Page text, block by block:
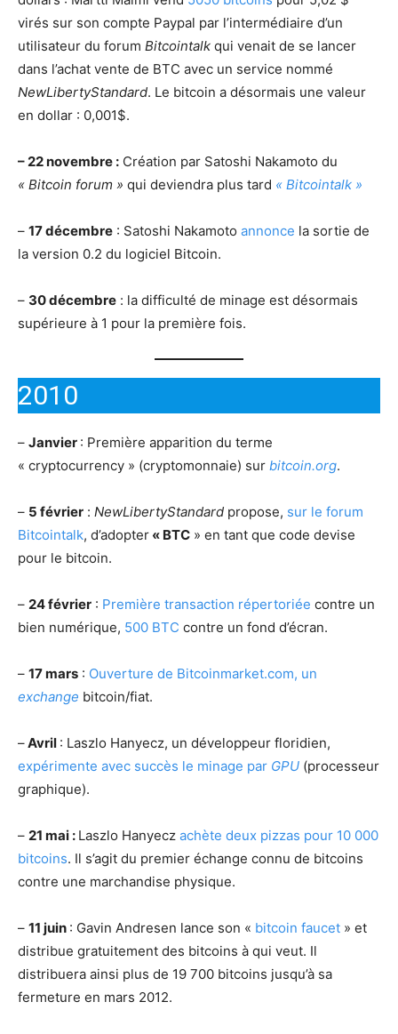
virés sur son compte Paypal par l’intermédiaire d’un
utilisateur du forum Bitcointalk qui venait de se lancer
dans l’achat vente de BTC avec un service nommé
NewLibertyStandard. Le bitcoin a désormais une valeur
en dollar : 0,001$.
– 22 novembre : Création par Satoshi Nakamoto du
« Bitcoin forum » qui deviendra plus tard « Bitcointalk »
– 17 décembre : Satoshi Nakamoto annonce la sortie de
la version 0.2 du logiciel Bitcoin.
– 30 décembre : la difficulté de minage est désormais
supérieure à 1 pour la première fois.
2010
– Janvier : Première apparition du terme
« cryptocurrency » (cryptomonnaie) sur bitcoin.org.
– 5 février : NewLibertyStandard propose, sur le forum
Bitcointalk, d’adopter « BTC » en tant que code devise
pour le bitcoin.
– 24 février : Première transaction répertoriée contre un
bien numérique, 500 BTC contre un fond d’écran.
– 17 mars : Ouverture de Bitcoinmarket.com, un
exchange bitcoin/fiat.
–Avril : Laszlo Hanyecz, un développeur floridien,
expérimente avec succès le minage par GPU (processeur
graphique).
– 21 mai : Laszlo Hanyecz achète deux pizzas pour 10 000
bitcoins. Il s’agit du premier échange connu de bitcoins
contre une marchandise physique.
– 11 juin : Gavin Andresen lance son « bitcoin faucet » et
distribue gratuitement des bitcoins à qui veut. Il
distribuera ainsi plus de 19 700 bitcoins jusqu’à sa
fermeture en mars 2012.